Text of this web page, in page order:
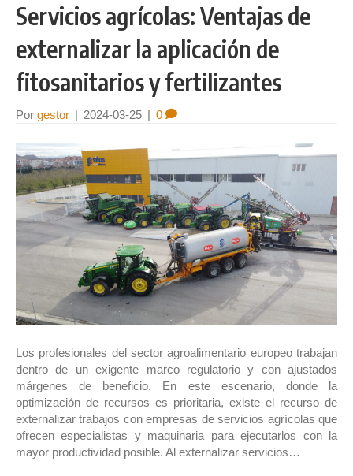
Servicios agrícolas: Ventajas de
externalizar la aplicación de
fitosanitarios y fertilizantes
Por gestor | 2024-03-25 | 0
Los profesionales del sector agroalimentario europeo trabajan
dentro de un exigente marco regulatorio y con ajustados
márgenes de beneficio. En este escenario, donde la
optimización de recursos es prioritaria, existe el recurso de
externalizar trabajos con empresas de servicios agrícolas que
ofrecen especialistas y maquinaria para ejecutarlos con la
mayor productividad posible. Al externalizar servicios…